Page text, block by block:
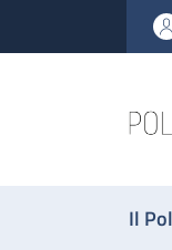
al contenuto
to footer content
Il